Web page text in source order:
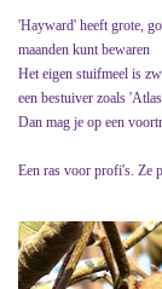
'Hayward' heeft grote,
maanden kunt bewaren
Het eigen stuifmeel is
een bestuiver zoals
Dan mag je op een
Een ras voor profi's. Ze